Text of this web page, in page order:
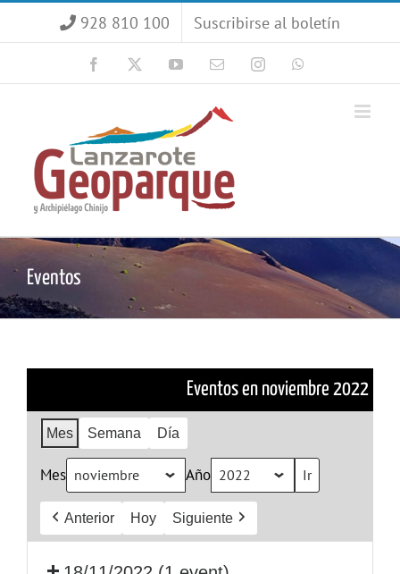
928 810 100 Suscribirse al boletín
Facebook YouTubeCorreoInstagram
Eventos
Eventos en noviembre 2022
Mes Semana Día
Mes Año
Anterior Hoy Siguiente